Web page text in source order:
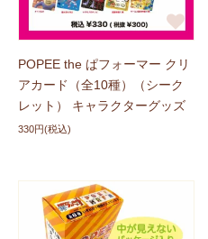
POPEE the ぱフォーマー クリ
アカード（全10種）（シーク
レット） キャラクターグッズ
330円(税込)